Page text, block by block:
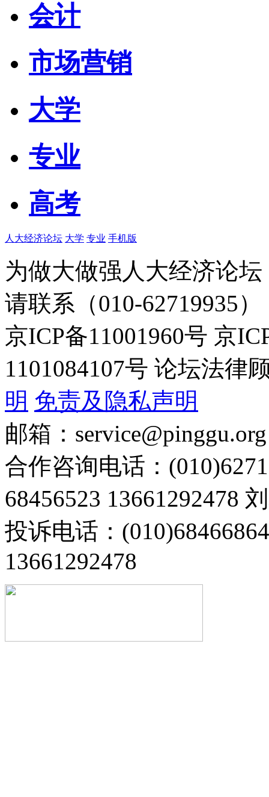
会计
市场营销
大学
专业
高考
人大经济论坛 大学 专业 手机版
为做大做强人大经济论
请联系（010-62719935）
京ICP备11001960号 京
1101084107号 论坛法律
明 免责及隐私声明
邮箱：service@pinggu.org
合作咨询电话：
68456523 13661292478
投诉电话：
13661292478